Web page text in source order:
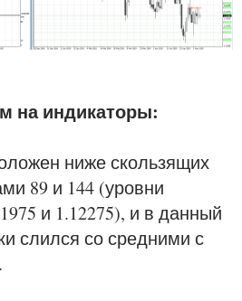
на индикаторы:
ниже скользящих
89 и 144 (уровни
и 1.12275), и в данный
слился со средними с